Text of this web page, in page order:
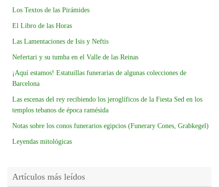
Los Textos de las Pirámides
El Libro de las Horas
Las Lamentaciones de Isis y Neftis
Nefertari y su tumba en el Valle de las Reinas
¡Aquí estamos! Estatuillas funerarias de algunas colecciones de
Barcelona
Las escenas del rey recibiendo los jeroglíficos de la Fiesta Sed en los
templos tebanos de época ramésida
Notas sobre los conos funerarios egipcios (Funerary Cones, Grabkegel)
Leyendas mitológicas
Artículos más leídos